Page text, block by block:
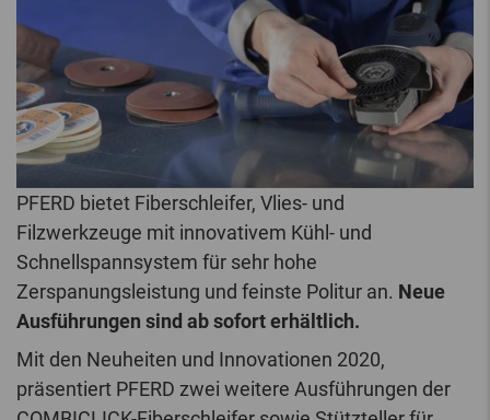
PFERD bietet Fiberschleifer, Vlies- und
Filzwerkzeuge mit innovativem Kühl- und
Schnellspannsystem für sehr hohe
Zerspanungsleistung und feinste Politur an. Neue
Ausführungen sind ab sofort erhältlich.
Mit den Neuheiten und Innovationen 2020,
präsentiert PFERD zwei weitere Ausführungen der